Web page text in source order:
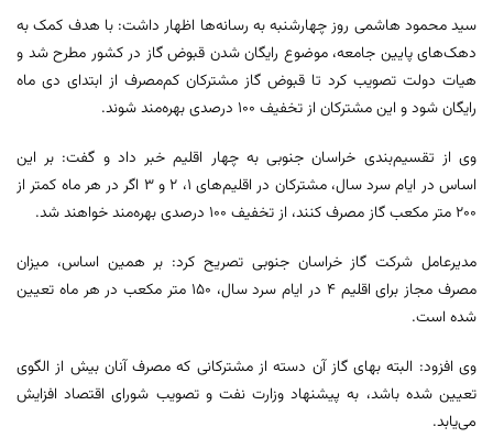
سید محمود هاشمی روز چهارشنبه به رسانه‌ها اظهار داشت: با هدف کمک به
دهک‌های پایین جامعه، موضوع رایگان شدن قبوض گاز در کشور مطرح شد و
هیات دولت تصویب کرد تا قبوض گاز مشترکان کم‌مصرف از ابتدای دی ماه
رایگان شود و این مشترکان از تخفیف ۱۰۰ درصدی بهره‌مند ‌شوند.
وی از تقسیم‌بندی خراسان جنوبی به چهار اقلیم خبر داد و گفت: بر این
اساس در ایام سرد سال، مشترکان در اقلیم‌های ۱، ۲ و ۳ اگر در هر ماه کمتر از
۲۰۰ متر مکعب گاز مصرف کنند، از تخفیف ۱۰۰ درصدی بهره‌مند خواهند شد.
مدیرعامل شرکت گاز خراسان جنوبی تصریح کرد: بر همین اساس، میزان
مصرف مجاز برای اقلیم ۴ در ایام سرد سال، ۱۵۰ متر مکعب در هر ماه تعیین
شده است.
وی افزود: البته بهای گاز آن دسته از مشترکانی که مصرف آنان بیش از الگوی
تعیین شده باشد، به پیشنهاد وزارت نفت و تصویب شورای اقتصاد افزایش
می‌یابد.